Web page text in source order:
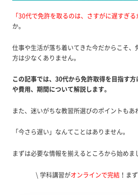
「30代で免許を取るのは、さすがに遅すぎる
か。
仕事や生活が落ち着いてきた今だからこそ、
方は少なくありません。
この記事では、30代から免許取得を目指す
や費用、期間について解説します。
また、迷いがちな教習所選びのポイントもあ
「今さら遅い」なんてことはありません。
まずは必要な情報を揃えるところから始めま
\ 学科講習がオンラインで完結 ！ま